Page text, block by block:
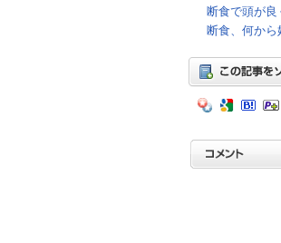
断食で頭が良
断食、何から